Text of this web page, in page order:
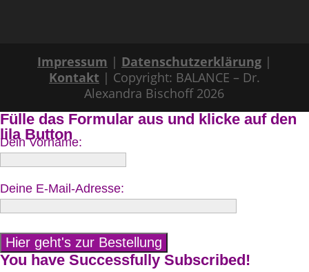
Impressum | Datenschutzerklärung|
Kontakt | Copyright: BALANCE – Dr.
Alexandra Bischoff 2026
Fülle das Formular aus und klicke auf den
lila Button
Dein Vorname:
Deine E-Mail-Adresse:
You have Successfully Subscribed!